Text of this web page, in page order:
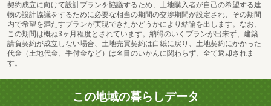
契約成立に向けて設計プランを協議するため、土地購入者が自己の希望する建
物の設計協議をするために必要な相当の期間の交渉期間が設定され、その期間
内で希望を満たすプランが実現できたかどうかにより結論を出します。なお、
この期間は概ね3ヶ月程度とされています。納得のいくプランが出来ず、建築
請負契約が成立しない場合、土地売買契約は白紙に戻り、土地契約にかかった
代金（土地代金、手付金など）は名目のいかんに関わらず、全て返却されま
す。
この地域の暮らしデータ